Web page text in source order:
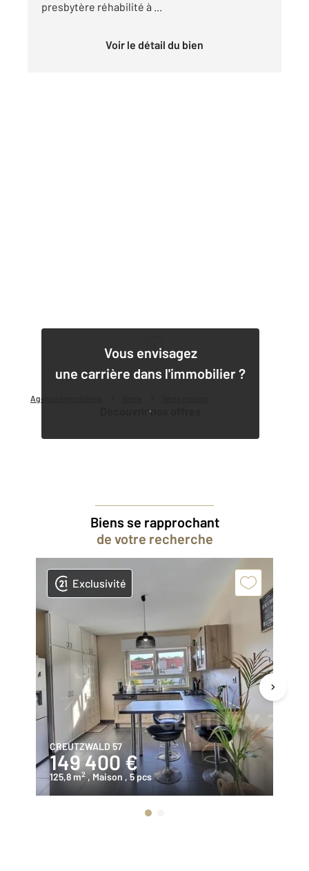
Agence immobilière
presbytère réhabilité à ...
Voir le détail du bien
Vous envisagez
une carrière dans l'immobilier ?
Découvrir nos offres
Biens se rapprochant
de votre recherche
Exclusivité
CREUTZWALD 57
149 400 €
125,8 m2 , Maison , 5 pcs